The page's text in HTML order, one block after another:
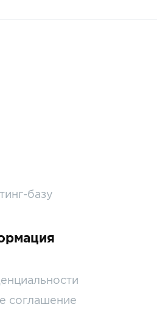
базу
соглашение